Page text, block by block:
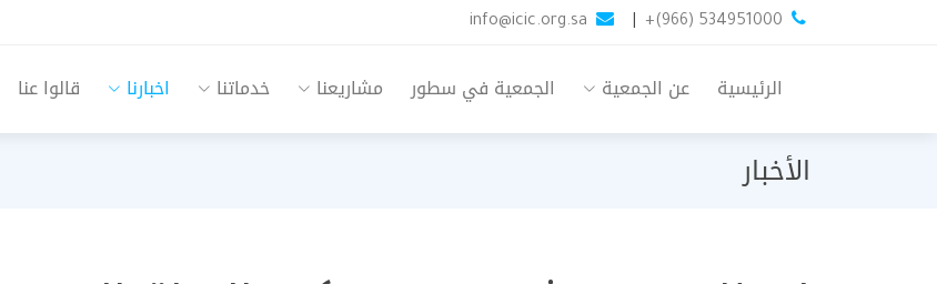
+(966) 534951000
info@icic.org.sa
الرئيسية عن الجمعية الجمعية في سطور مشاريعنا خدماتنا اخبارنا قالوا عنا
الأخبار